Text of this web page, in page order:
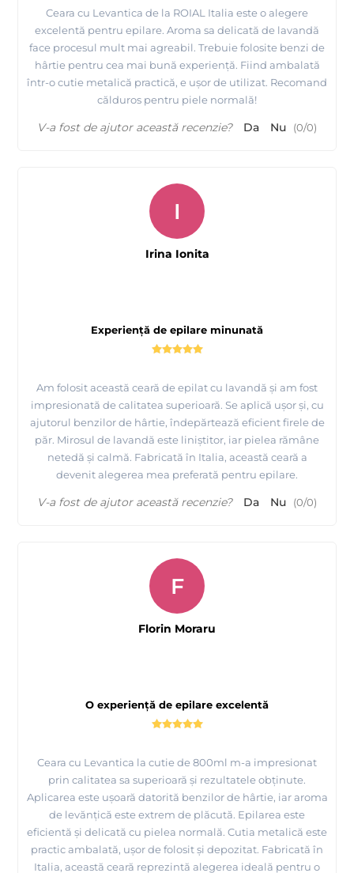
Ceara cu Levantica de la ROIAL Italia este o alegere
excelentă pentru epilare. Aroma sa delicată de lavandă
face procesul mult mai agreabil. Trebuie folosite benzi de
hârtie pentru cea mai bună experiență. Fiind ambalată
într-o cutie metalică practică, e ușor de utilizat. Recomand
călduros pentru piele normală!
V-a fost de ajutor această recenzie? Da Nu (0/0)
Experiență de epilare minunată
Am folosit această ceară de epilat cu lavandă și am fost
impresionată de calitatea superioară. Se aplică ușor și, cu
ajutorul benzilor de hârtie, îndepărtează eficient firele de
păr. Mirosul de lavandă este liniștitor, iar pielea rămâne
netedă și calmă. Fabricată în Italia, această ceară a
devenit alegerea mea preferată pentru epilare.
I
Irina Ionita
V-a fost de ajutor această recenzie? Da Nu (0/0)
O experiență de epilare excelentă
Ceara cu Levantica la cutie de 800ml m-a impresionat
prin calitatea sa superioară și rezultatele obținute.
Aplicarea este ușoară datorită benzilor de hârtie, iar aroma
de levănțică este extrem de plăcută. Epilarea este
eficientă și delicată cu pielea normală. Cutia metalică este
practic ambalată, ușor de folosit și depozitat. Fabricată în
Italia, această ceară reprezintă alegerea ideală pentru o
F
Florin Moraru